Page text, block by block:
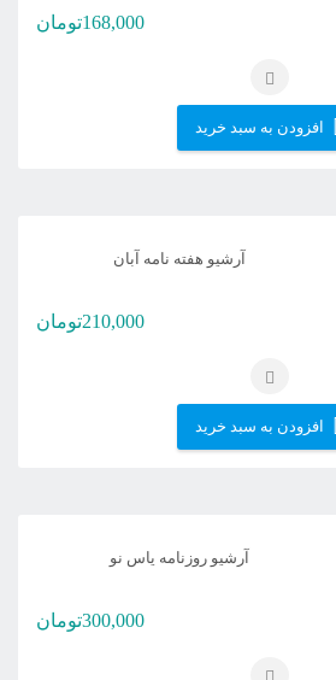
168,000تومان
افزودن به سبد خرید
آرشیو هفته نامه آبان
210,000تومان
افزودن به سبد خرید
آرشیو روزنامه یاس نو
300,000تومان